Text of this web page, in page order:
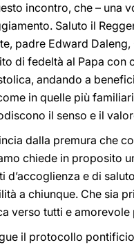
incontro, che – una
Saluto il
padre Edward
di fedeltà al Papa con
andando a
in quelle più
il senso e il
dalla premura che
chiede in proposito
e di
a chiunque. Che sia
verso tutti e amorevole
il protocollo